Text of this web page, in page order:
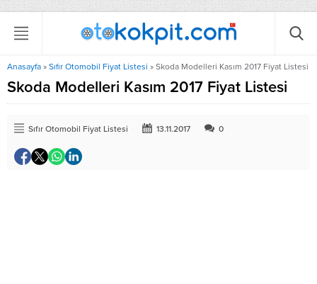
Anasayfa » Sıfır Otomobil Fiyat Listesi » Skoda Modelleri Kasım 2017 Fiyat Listesi
Skoda Modelleri Kasım 2017 Fiyat Listesi
Sıfır Otomobil Fiyat Listesi 13.11.2017 0